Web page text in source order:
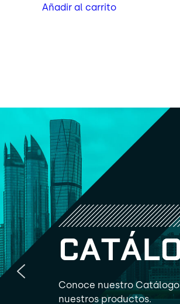
Añadir al carrito
CATÁL
Conoce nuestro
nuestros productos.